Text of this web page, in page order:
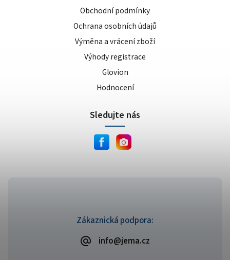
Zákaznická podpora:
info@jema.cz
Obchodní podmínky
Ochrana osobních údajů
Výměna a vrácení zboží
Výhody registrace
Glovion
Hodnocení
Sledujte nás